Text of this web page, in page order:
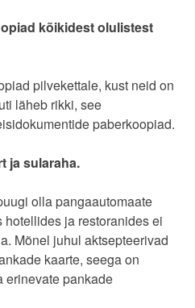
kõikidest olulistest
pilvekettale, kust neid on
läheb rikki, see
paberkoopiad.
ja sularaha.
olla pangaautomaate
hotellides ja restoranides ei
Mõnel juhul aktsepteerivad
kaarte, seega on
erinevate pankade